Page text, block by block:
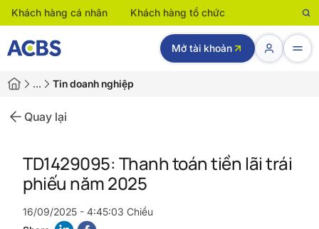
Khách hàng cá nhân Khách hàng tổ chức
Mở tài khoản
… Tin doanh nghiệp
Quay lại
TD1429095: Thanh toán tiền lãi trái
phiếu năm 2025
16/09/2025 - 4:45:03 Chiều